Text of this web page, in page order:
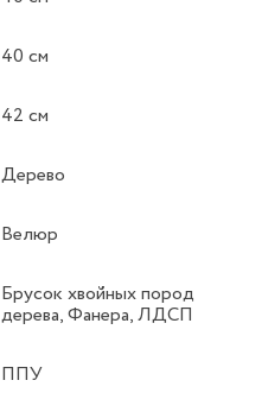
40 см
42 см
Дерево
Велюр
Брусок хвойных пород
дерева, Фанера, ЛДСП
ППУ